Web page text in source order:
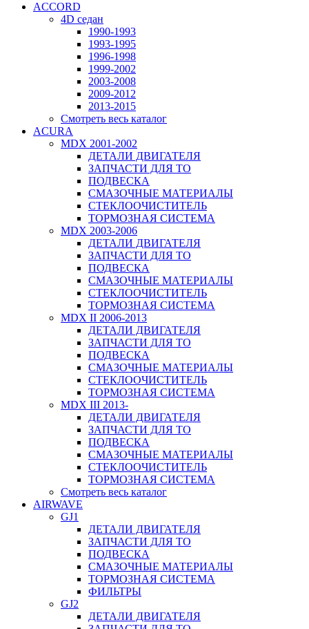
ACCORD
4D седан
1990-1993
1993-1995
1996-1998
1999-2002
2003-2008
2009-2012
2013-2015
Смотреть весь каталог
ACURA
MDX 2001-2002
ДЕТАЛИ ДВИГАТЕЛЯ
ЗАПЧАСТИ ДЛЯ ТО
ПОДВЕСКА
СМАЗОЧНЫЕ МАТЕРИАЛЫ
СТЕКЛООЧИСТИТЕЛЬ
ТОРМОЗНАЯ СИСТЕМА
MDX 2003-2006
ДЕТАЛИ ДВИГАТЕЛЯ
ЗАПЧАСТИ ДЛЯ ТО
ПОДВЕСКА
СМАЗОЧНЫЕ МАТЕРИАЛЫ
СТЕКЛООЧИСТИТЕЛЬ
ТОРМОЗНАЯ СИСТЕМА
MDX II 2006-2013
ДЕТАЛИ ДВИГАТЕЛЯ
ЗАПЧАСТИ ДЛЯ ТО
ПОДВЕСКА
СМАЗОЧНЫЕ МАТЕРИАЛЫ
СТЕКЛООЧИСТИТЕЛЬ
ТОРМОЗНАЯ СИСТЕМА
MDX III 2013-
ДЕТАЛИ ДВИГАТЕЛЯ
ЗАПЧАСТИ ДЛЯ ТО
ПОДВЕСКА
СМАЗОЧНЫЕ МАТЕРИАЛЫ
СТЕКЛООЧИСТИТЕЛЬ
ТОРМОЗНАЯ СИСТЕМА
Смотреть весь каталог
AIRWAVE
GJ1
ДЕТАЛИ ДВИГАТЕЛЯ
ЗАПЧАСТИ ДЛЯ ТО
ПОДВЕСКА
СМАЗОЧНЫЕ МАТЕРИАЛЫ
ТОРМОЗНАЯ СИСТЕМА
ФИЛЬТРЫ
GJ2
ДЕТАЛИ ДВИГАТЕЛЯ